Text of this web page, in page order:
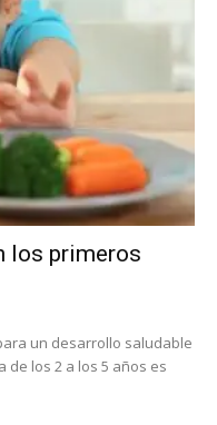
los primeros
un desarrollo saludable
de los 2 a los 5 años es